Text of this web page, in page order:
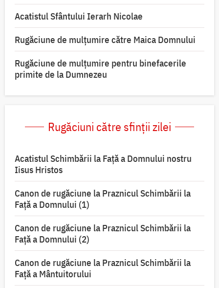
Acatistul Sfântului Ierarh Nicolae
Rugăciune de mulţumire către Maica Domnului
Rugăciune de mulțumire pentru binefacerile
primite de la Dumnezeu
Rugăciuni către sfinții zilei
Acatistul Schimbării la Faţă a Domnului nostru
Iisus Hristos
Canon de rugăciune la Praznicul Schimbării la
Faţă a Domnului (1)
Canon de rugăciune la Praznicul Schimbării la
Faţă a Domnului (2)
Canon de rugăciune la Praznicul Schimbării la
Față a Mântuitorului